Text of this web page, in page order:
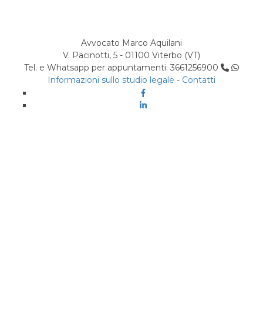
Avvocato Marco Aquilani
V. Pacinotti, 5 - 01100 Viterbo (VT)
Tel. e Whatsapp per appuntamenti: 3661256900
Informazioni sullo studio legale - Contatti
Facebook
Linkedin